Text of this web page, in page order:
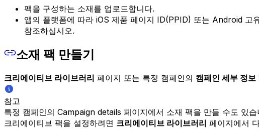
팩을 구성하는 소재를 업로드합니다.
앱의 플랫폼에 따라 iOS 제품 페이지 ID(PPID) 또는 Android 고
참조하십시오.
소재 팩 만들기
크리에이티브 라이브러리 페이지 또는 특정 캠페인의 캠페인 세부 정보
참고
특정 캠페인의 Campaign details 페이지에서 소재 팩을 만들 수도 있
크리에이티브 팩을 설정하려면 크리에이티브 라이브러리 페이지에서